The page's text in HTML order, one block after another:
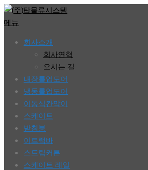
콘
텐
메뉴
회사소개
회사연혁
오시는 길
내장롤업도어
냉동롤업도어
이동식칸막이
스케이트
받침봉
이트랙바
스트립커튼
스케이트 레일